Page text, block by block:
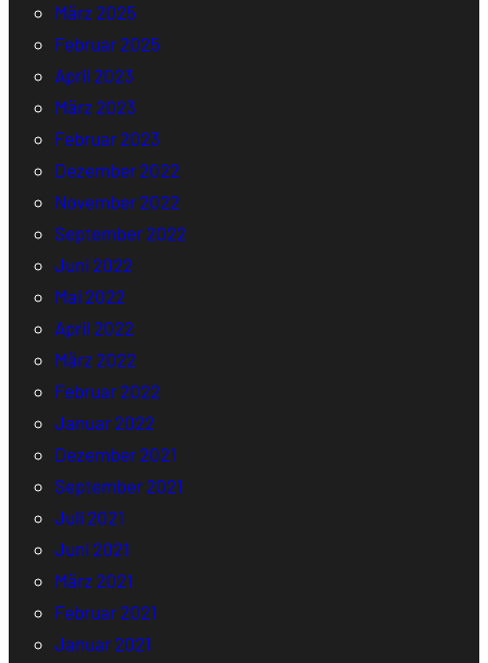
März 2025
Februar 2025
April 2023
März 2023
Februar 2023
Dezember 2022
November 2022
September 2022
Juni 2022
Mai 2022
April 2022
März 2022
Februar 2022
Januar 2022
Dezember 2021
September 2021
Juli 2021
Juni 2021
März 2021
Februar 2021
Januar 2021